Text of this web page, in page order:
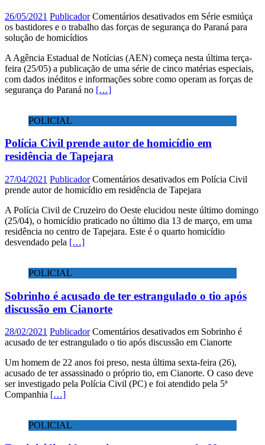
26/05/2021 Publicador Comentários desativados em Série esmiúça
os bastidores e o trabalho das forças de segurança do Paraná para
solução de homicídios
A Agência Estadual de Notícias (AEN) começa nesta última terça-
feira (25/05) a publicação de uma série de cinco matérias especiais,
com dados inéditos e informações sobre como operam as forças de
segurança do Paraná no […]
POLICIAL
Polícia Civil prende autor de homicídio em
residência de Tapejara
27/04/2021 Publicador Comentários desativados em Polícia Civil
prende autor de homicídio em residência de Tapejara
A Polícia Civil de Cruzeiro do Oeste elucidou neste último domingo
(25/04), o homicídio praticado no último dia 13 de março, em uma
residência no centro de Tapejara. Este é o quarto homicídio
desvendado pela […]
POLICIAL
Sobrinho é acusado de ter estrangulado o tio após
discussão em Cianorte
28/02/2021 Publicador Comentários desativados em Sobrinho é
acusado de ter estrangulado o tio após discussão em Cianorte
Um homem de 22 anos foi preso, nesta última sexta-feira (26),
acusado de ter assassinado o próprio tio, em Cianorte. O caso deve
ser investigado pela Polícia Civil (PC) e foi atendido pela 5ª
Companhia […]
POLICIAL